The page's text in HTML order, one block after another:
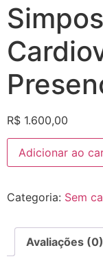
R$ 1.600,00
Adicionar ao
Categoria: Sem
Avaliações (0)